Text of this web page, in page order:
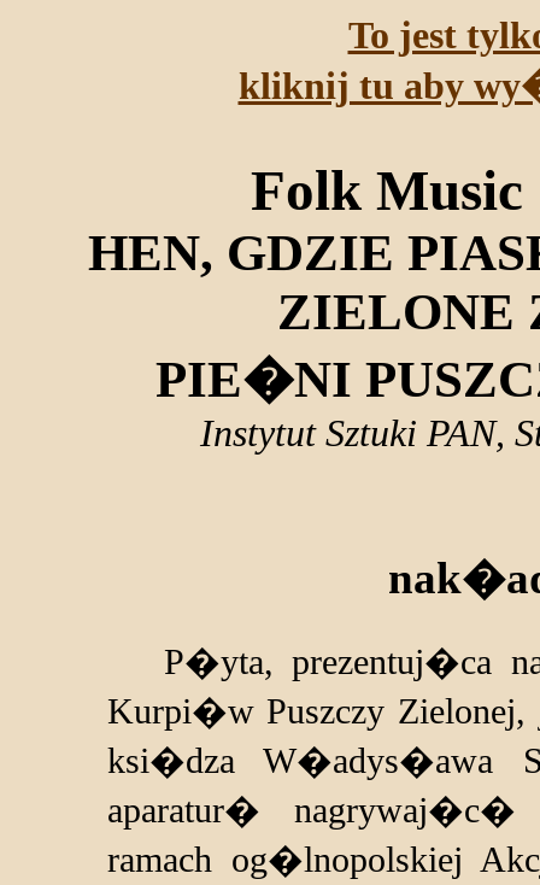
To jest
kliknij tu aby
Folk Music
HEN, GDZIE
ZIELONE
PIE�NI
Instytut Sztuki PAN,
P�yta, prezentuj�ca
Kurpi�w Puszczy
ksi�dza W�adys�awa
aparatur�
ramach og�lnopolskiej